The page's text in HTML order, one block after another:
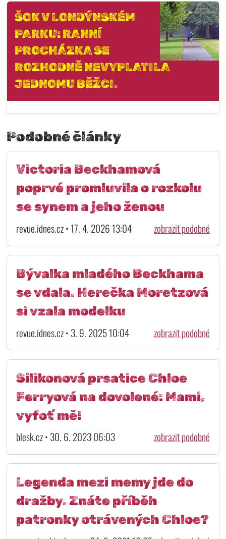
ŠOK V LONDÝNSKÉM
PARKU: RANNÍ
PROCHÁZKA SE
ROZHODNĚ NEVYPLATILA
JEDNOMU BĚŽCI.
Podobné články
Victoria Beckhamová
poprvé promluvila o rozkolu
se synem a jeho ženou
revue.idnes.cz • 17. 4. 2026 13:04 zobrazit podobné
Bývalka mladého Beckhama
se vdala. Herečka Moretzová
si vzala modelku
revue.idnes.cz • 3. 9. 2025 10:04 zobrazit podobné
Silikonová prsatice Chloe
Ferryová na dovolené: Mami,
vyfoť mě!
blesk.cz • 30. 6. 2023 06:03 zobrazit podobné
Legenda mezi memy jde do
dražby. Znáte příběh
patronky otrávených Chloe?